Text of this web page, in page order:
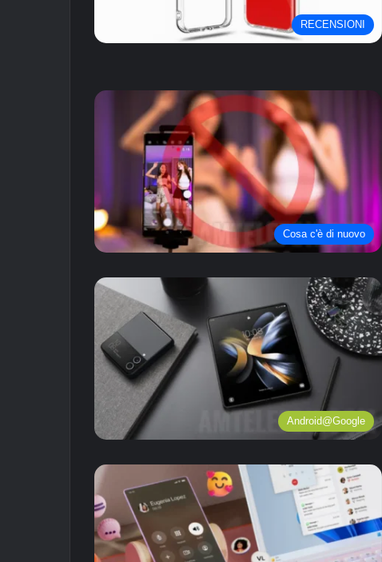
RECENSIONI
Cosa c'è di nuovo
Android@Google